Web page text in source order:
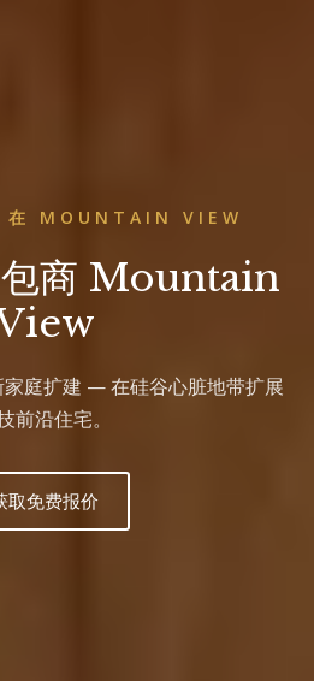
在 MOUNTAIN VIEW
包商 Mountain
庭扩建 — 在硅谷心脏地带扩展
前沿住宅。
取免费报价